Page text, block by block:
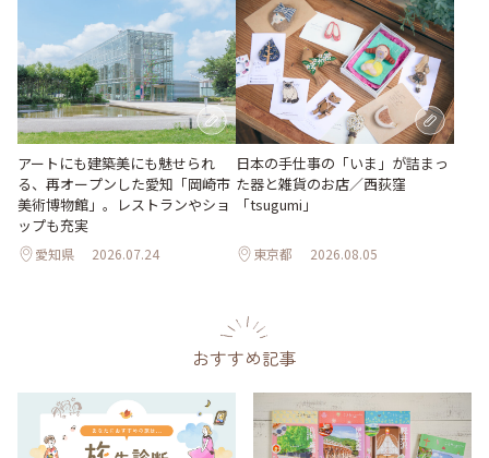
アートにも建築美にも魅せられ
る、再オープンした愛知「岡崎市
美術博物館」。レストランやショ
ップも充実
愛知県 2026.07.24
日本の手仕事の「いま」が詰まっ
た器と雑貨のお店／西荻窪
「tsugumi」
東京都 2026.08.05
おすすめ記事